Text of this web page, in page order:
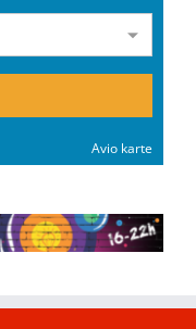
Avio karte